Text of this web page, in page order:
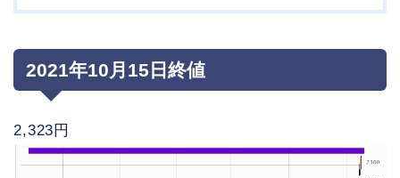
2021年10月15日終値
2,323円